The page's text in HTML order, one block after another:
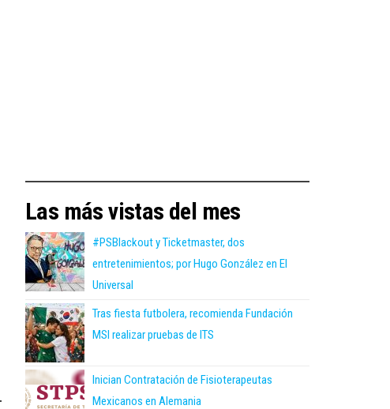
Las más vistas del mes
#PSBlackout y Ticketmaster, dos
entretenimientos; por Hugo González en El
Universal
Tras fiesta futbolera, recomienda Fundación
MSI realizar pruebas de ITS
Inician Contratación de Fisioterapeutas
Mexicanos en Alemania